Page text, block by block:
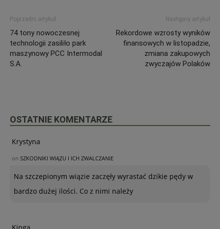
Poprzedni artykuł
74 tony nowoczesnej
technologii zasiliło park
maszynowy PCC Intermodal
S.A.
Następny artykuł
Rekordowe wzrosty wyników
finansowych w listopadzie,
zmiana zakupowych
zwyczajów Polaków
OSTATNIE KOMENTARZE
Krystyna
on SZKODNIKI WIĄZU I ICH ZWALCZANIE
Na szczepionym wiązie zaczęły wyrastać dzikie pędy w
bardzo dużej ilości. Co z nimi należy